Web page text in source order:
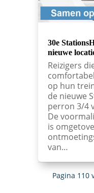
30e
nieuwe
Reizigers
op hun
de nieuwe
perron 3/4
De
is
van…
Pagina 110